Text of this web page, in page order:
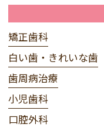
矯正歯科
白い歯・きれいな歯
歯周病治療
小児歯科
口腔外科